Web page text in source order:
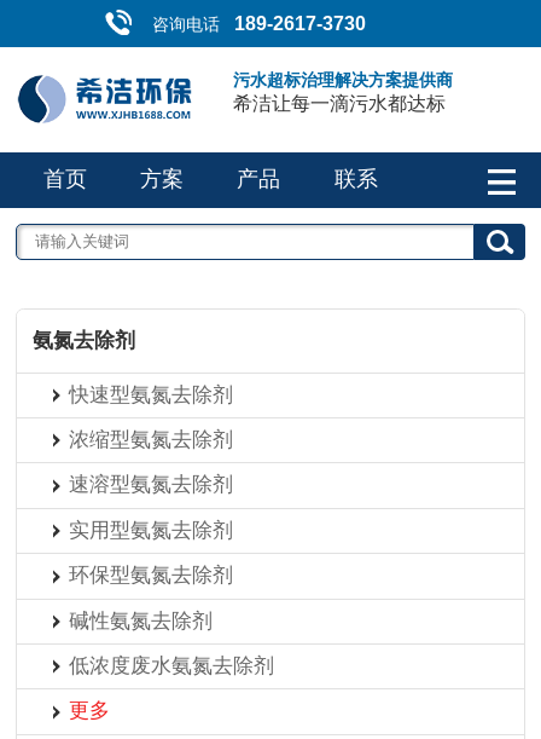
咨询电话 189-2617-3730
污水超标治理解决方案提供商
希洁让每一滴污水都达标
首页 方案 产品 联系
氨氮去除剂
快速型氨氮去除剂
浓缩型氨氮去除剂
速溶型氨氮去除剂
实用型氨氮去除剂
环保型氨氮去除剂
碱性氨氮去除剂
低浓度废水氨氮去除剂
更多